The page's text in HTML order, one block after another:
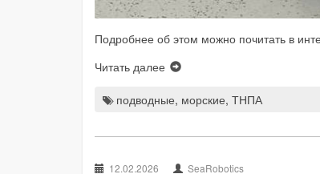
Подробнее об этом можно почитать в
Читать далее
подводные, морские, ТНПА
12.02.2026 SeaRobotics